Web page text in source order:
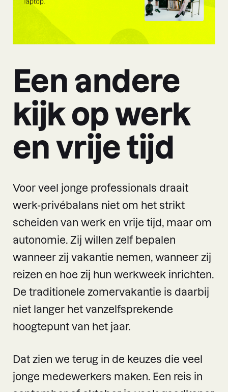
Een andere
kijk op werk
en vrije tijd
Voor veel jonge professionals draait
werk-privébalans niet om het strikt
scheiden van werk en vrije tijd, maar om
autonomie. Zij willen zelf bepalen
wanneer zij vakantie nemen, wanneer zij
reizen en hoe zij hun werkweek inrichten.
De traditionele zomervakantie is daarbij
niet langer het vanzelfsprekende
hoogtepunt van het jaar.
Dat zien we terug in de keuzes die veel
jonge medewerkers maken. Een reis in